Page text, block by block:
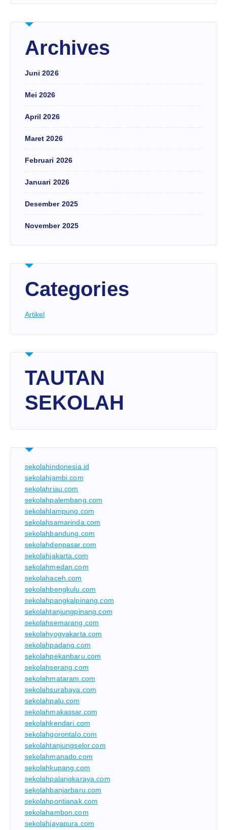
Archives
Juni 2026
Mei 2026
April 2026
Maret 2026
Februari 2026
Januari 2026
Desember 2025
November 2025
Categories
Artikel
TAUTAN
SEKOLAH
sekolahindonesia.id
sekolahjambi.com
sekolahriau.com
sekolahpalembang.com
sekolahlampung.com
sekolahsamarinda.com
sekolahbandung.com
sekolahdenpasar.com
sekolahjakarta.com
sekolahmedan.com
sekolahaceh.com
sekolahbengkulu.com
sekolahpangkalpinang.com
sekolahtanjungpinang.com
sekolahsemarang.com
sekolahyogyakarta.com
sekolahpadang.com
sekolahpekanbaru.com
sekolahserang.com
sekolahmataram.com
sekolahsurabaya.com
sekolahpalu.com
sekolahmakassar.com
sekolahkendari.com
sekolahgorontalo.com
sekolahtanjungselor.com
sekolahmanado.com
sekolahkupang.com
sekolahpalangkaraya.com
sekolahbanjarbaru.com
sekolahpontianak.com
sekolahambon.com
sekolahjayapura.com